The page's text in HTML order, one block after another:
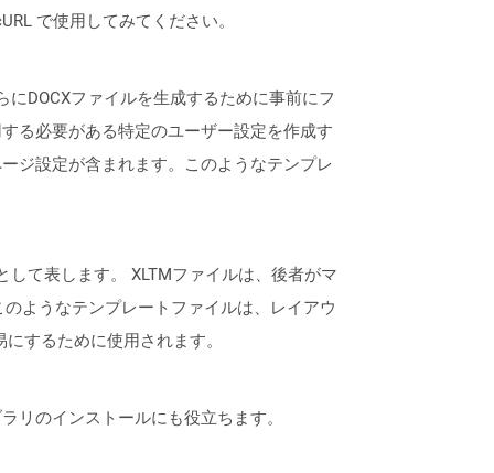
で使用してみてください。
DOCXファイルを生成するために事前にフ
る必要がある特定のユーザー設定を作成す
ジ設定が含まれます。このようなテンプレ
て表します。 XLTMファイルは、後者がマ
ようなテンプレートファイルは、レイアウ
するために使用されます。
リのインストールにも役立ちます。